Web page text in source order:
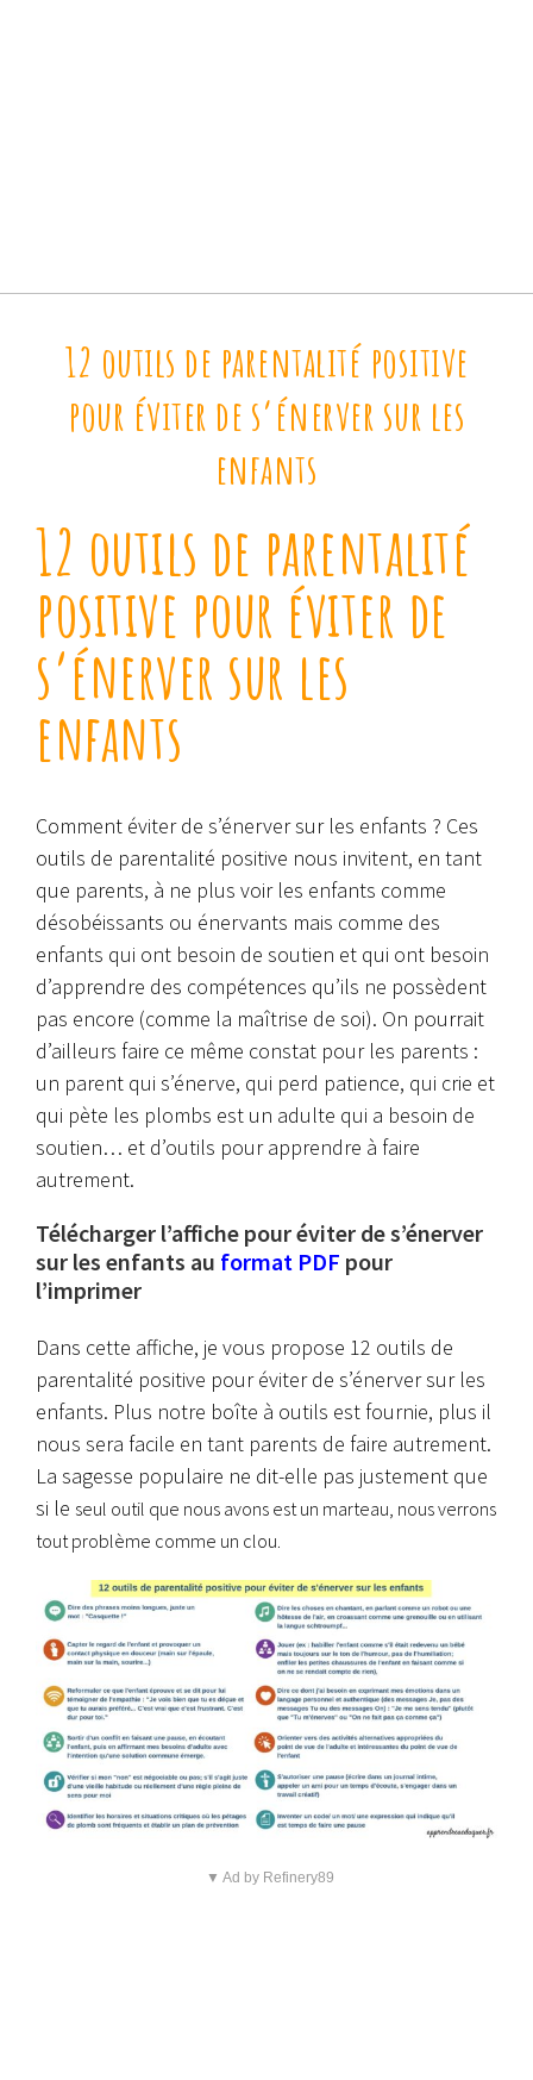
12 outils de parentalité positive
pour éviter de s’énerver sur les
enfants
12 outils de parentalité
positive pour éviter de
s’énerver sur les
enfants
Comment éviter de s’énerver sur les enfants ? Ces
outils de parentalité positive nous invitent, en tant
que parents, à ne plus voir les enfants comme
désobéissants ou énervants mais comme des
enfants qui ont besoin de soutien et qui ont besoin
d’apprendre des compétences qu’ils ne possèdent
pas encore (comme la maîtrise de soi). On pourrait
d’ailleurs faire ce même constat pour les parents :
un parent qui s’énerve, qui perd patience, qui crie et
qui pète les plombs est un adulte qui a besoin de
soutien… et d’outils pour apprendre à faire
autrement.
Télécharger l’affiche pour éviter de s’énerver
sur les enfants au format PDF pour
l’imprimer
Dans cette affiche, je vous propose 12 outils de
parentalité positive pour éviter de s’énerver sur les
enfants. Plus notre boîte à outils est fournie, plus il
nous sera facile en tant parents de faire autrement.
La sagesse populaire ne dit-elle pas justement que
si le seul outil que nous avons est un marteau, nous verrons
tout problème comme un clou.
▼ Ad by Refinery89